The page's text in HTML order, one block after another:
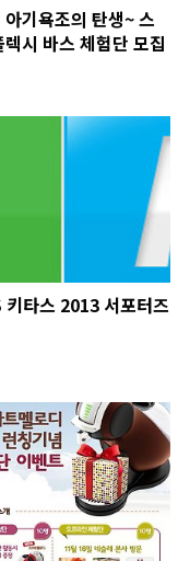
기욕조의 탄생~ 스
렉시 바스 체험단 모집
키타스 2013 서포터즈